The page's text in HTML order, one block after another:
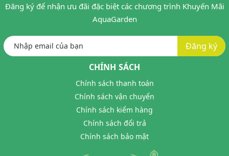
Đăng ký để nhận ưu đãi đặc biệt các chương trình Khuyến Mãi
AquaGarden
Đăng ký
CHÍNH SÁCH
Chính sách thanh toán
Chính sách vận chuyển
Chính sách kiểm hàng
Chính sách đổi trả
Chính sách bảo mật